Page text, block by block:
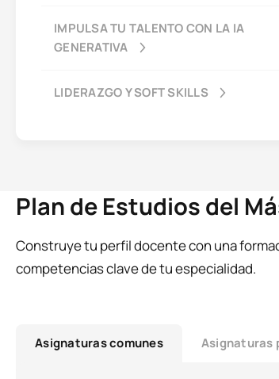
IMPULSA TU TALENTO CON LA IA
GENERATIVA
LIDERAZGO Y SOFT SKILLS
Plan de Estudios del
Construye tu perfil docente con una
competencias clave de tu especialidad.
Asignaturas comunes Asignaturas